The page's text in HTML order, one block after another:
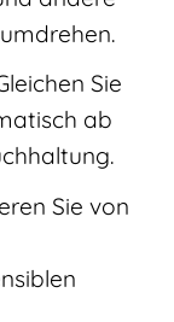
Sie
ab
Sie von